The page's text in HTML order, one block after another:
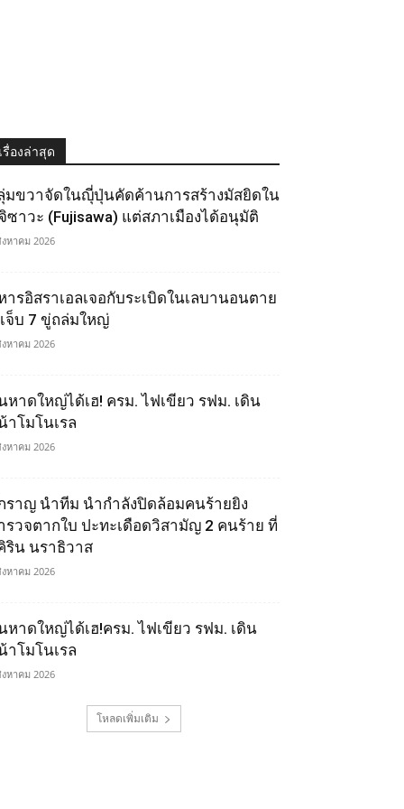
เรื่องล่าสุด
มขวาจัดในญุี่ปุ่นคัดค้านการสร้างมัสยิดใน
ซาวะ (Fujisawa) แต่สภาเมืองได้อนุมัติ
หาคม 2026
ารอิสราเอลเจอกับระเบิดในเลบานอนตาย
จ็บ 7 ขู่ถล่มใหญ่
หาคม 2026
หาดใหญ่ได้เฮ! ครม. ไฟเขียว รฟม. เดิน
าโมโนเรล
หาคม 2026
ราญ นำทีม นำกำลังปิดล้อมคนร้ายยิง
รวจตากใบ ปะทะเดือดวิสามัญ 2 คนร้าย ที่
ริน นราธิวาส
หาคม 2026
หาดใหญ่ได้เฮ!ครม. ไฟเขียว รฟม. เดิน
าโมโนเรล
หาคม 2026
โหลดเพิ่มเติม